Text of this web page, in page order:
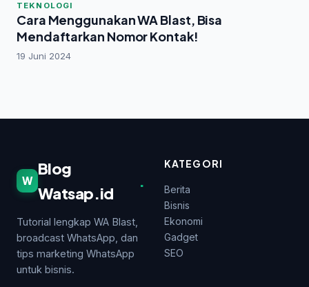
TEKNOLOGI
Cara Menggunakan WA Blast, Bisa
Mendaftarkan Nomor Kontak!
19 Juni 2024
W
Blog
Watsap.id
.
Tutorial lengkap WA Blast,
broadcast WhatsApp, dan
tips marketing WhatsApp
untuk bisnis.
KATEGORI
Berita
Bisnis
Ekonomi
Gadget
SEO